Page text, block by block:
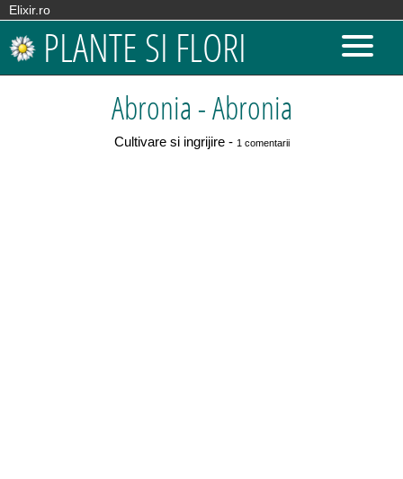
Elixir.ro
PLANTE SI FLORI
Abronia - Abronia
Cultivare si ingrijire - 1 comentarii